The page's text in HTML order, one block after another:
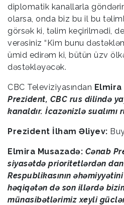
diplomatik kanallarla
olarsa, onda biz bu il bu
görsək ki, təlim keçirilmədi,
verəsiniz “Kim bunu
ümid edirəm ki, bütün üzv
dəstəkləyəcək.
CBC Televiziyasından Elmira
Prezident, CBC rus dilində
kanaldır. İcazənizlə sualımı
Prezident İlham Əliyev:
Elmira Musazadə: Cənab
siyasətdə prioritetlərdən
Respublikasının
həqiqətən də son illərdə
münasibətlərimiz xeyli